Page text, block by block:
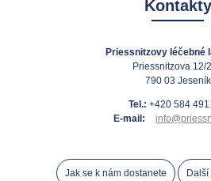
Kontakty
Priessnitzovy léčebné
Priessnitzova 12/
790 03 Jeseník
Tel.: +420 584 491
E-mail:
Jak se k nám dostanete Další